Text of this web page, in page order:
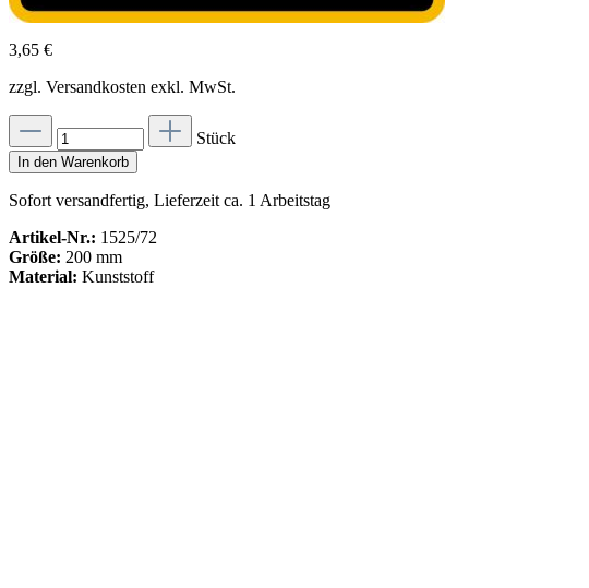
3,65 €
zzgl. Versandkosten exkl. MwSt.
Stück
In den Warenkorb
Sofort versandfertig, Lieferzeit ca. 1 Arbeitstag
Artikel-Nr.: 1525/72
Größe: 200 mm
Material: Kunststoff